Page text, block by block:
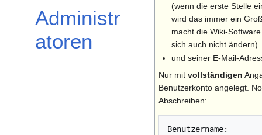
Administr
atoren
(wenn die erste Stelle
wird das immer ein
macht die Wiki-
sich auch nicht ändern)
und seiner E-Mail-
Nur mit vollständigen
Benutzerkonto angelegt.
Abschreiben:
Benutzername: